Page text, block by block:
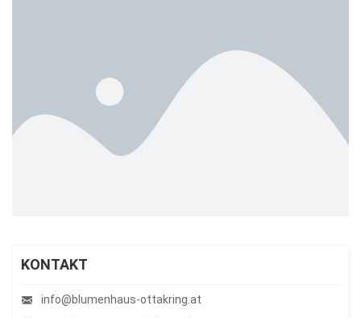
KONTAKT
info@blumenhaus-ottakring.at